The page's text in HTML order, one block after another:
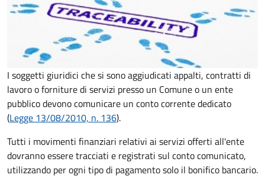
I soggetti giuridici che si sono aggiudicati appalti, contratti di
lavoro o forniture di servizi presso un Comune o un ente
pubblico devono comunicare un conto corrente dedicato
(Legge 13/08/2010, n. 136).
Tutti i movimenti finanziari relativi ai servizi offerti all'ente
dovranno essere tracciati e registrati sul conto comunicato,
utilizzando per ogni tipo di pagamento solo il bonifico bancario.